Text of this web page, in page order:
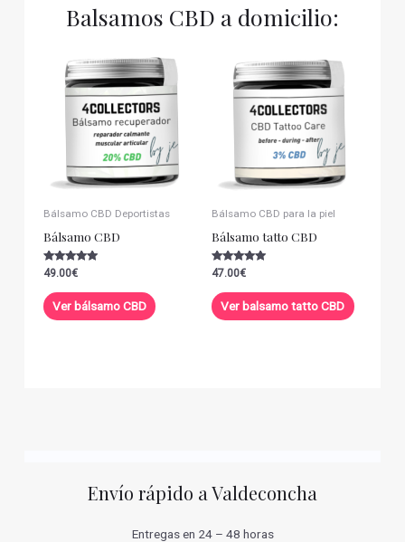
Balsamos CBD a domicilio:
Bálsamo CBD Deportistas
Bálsamo CBD
Valorado con
de 5
49.00€
Ver bálsamo CBD
Bálsamo CBD para la piel
Bálsamo tatto CBD
Valorado con
de 5
47.00€
Ver balsamo tatto CBD
Envío rápido a Valdeconcha
Entregas en 24 – 48 horas